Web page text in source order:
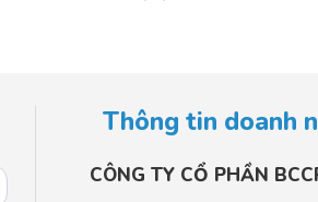
Thông tin doanh
CÔNG TY CỔ PHẦN